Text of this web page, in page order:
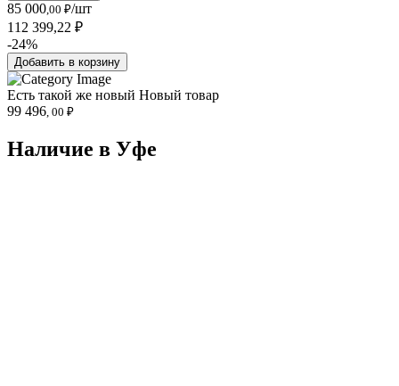
85 000,00 ₽/шт
112 399,22 ₽
-24%
Добавить в корзину
Есть такой же новый Новый товар
99 496, 00 ₽
Наличие в Уфe